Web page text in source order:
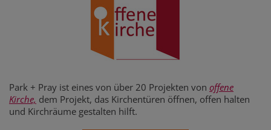
Park + Pray ist eines von über 20 Projekten von offene
Kirche, dem Projekt, das Kirchentüren öffnen, offen halten
und Kirchräume gestalten hilft.